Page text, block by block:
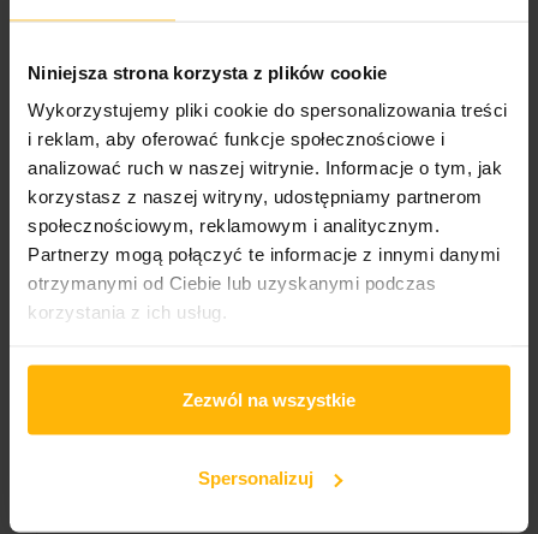
Niniejsza strona korzysta z plików cookie
Wykorzystujemy pliki cookie do spersonalizowania treści
i reklam, aby oferować funkcje społecznościowe i
analizować ruch w naszej witrynie. Informacje o tym, jak
korzystasz z naszej witryny, udostępniamy partnerom
społecznościowym, reklamowym i analitycznym.
Partnerzy mogą połączyć te informacje z innymi danymi
otrzymanymi od Ciebie lub uzyskanymi podczas
korzystania z ich usług.
Zezwól na wszystkie
Spersonalizuj
Podgatunek:
OPIS SZCZEGÓŁY PRODUKTU
„Delta” to czwarty album w dorobku Mumford & Sons.
Nagrań dokonano w The Church Studios w Londynie, a
nad całością produkcyjnie czuwał Paul Epworth (Adele,
Rihanna, Lana Del Rey, U2, Coldplay i wielu innych).
festiwale. Nie zabrakło jednak bardziej kameralnych
najlepszym przykładem jest „Guiding Light”: napięcie w